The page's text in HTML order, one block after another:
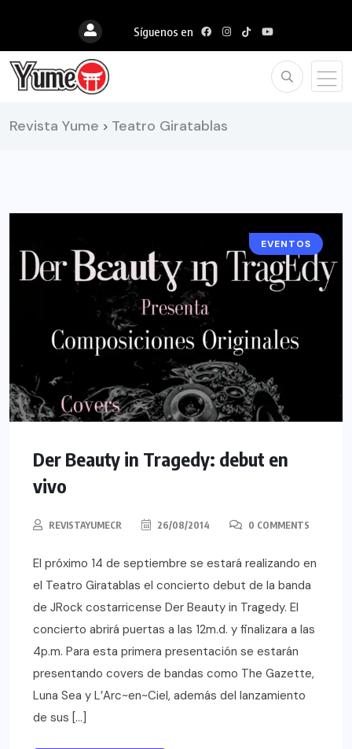
Síguenos en
Revista Yume > Teatro Giratablas
EVENTOS
Der Beauty in Tragedy: debut en
vivo
REVISTAYUMECR 26/08/2014 0 COMMENTS
El próximo 14 de septiembre se estará realizando en
el Teatro Giratablas el concierto debut de la banda
de JRock costarricense Der Beauty in Tragedy. El
concierto abrirá puertas a las 12m.d. y finalizara a las
4p.m. Para esta primera presentación se estarán
presentando covers de bandas como The Gazette,
Luna Sea y L’Arc~en~Ciel, además del lanzamiento
de sus […]